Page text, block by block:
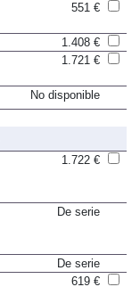
551 €
1.408 €
1.721 €
No disponible
1.722 €
De serie
De serie
619 €